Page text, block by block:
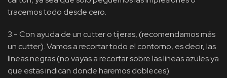
tracemos todo desde cero.
3.- Con ayuda de un cutter o tijeras, (recomendamos más
un cutter). Vamos a recortar todo el contorno, es decir, las
líneas negras (no vayas a recortar sobre las líneas azules ya
que estas indican donde haremos dobleces).